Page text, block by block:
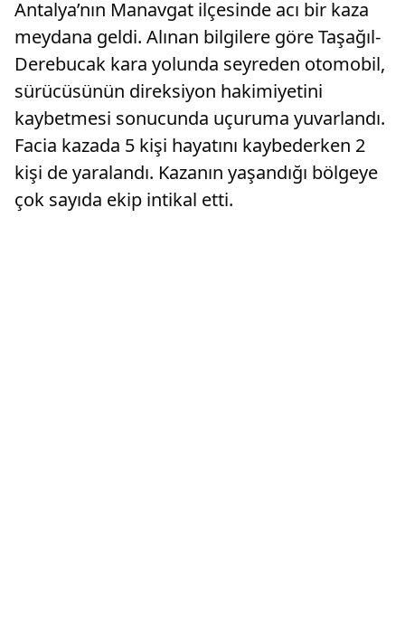
Antalya’nın Manavgat ilçesinde acı bir kaza
meydana geldi. Alınan bilgilere göre Taşağıl-
Derebucak kara yolunda seyreden otomobil,
sürücüsünün direksiyon hakimiyetini
kaybetmesi sonucunda uçuruma yuvarlandı.
Facia kazada 5 kişi hayatını kaybederken 2
kişi de yaralandı. Kazanın yaşandığı bölgeye
çok sayıda ekip intikal etti.